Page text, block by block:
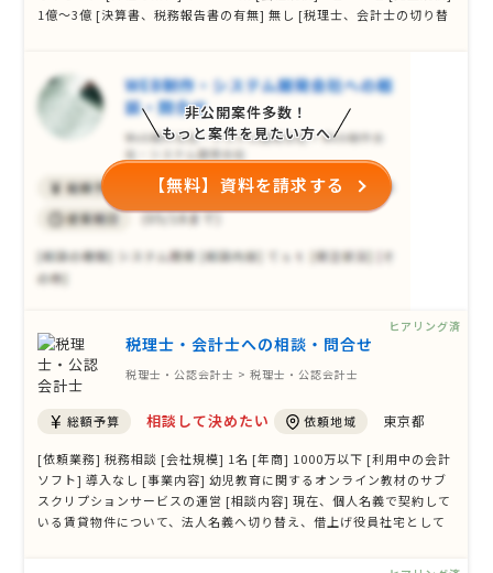
1億〜3億 [決算書、税務報告書の有無] 無し [税理士、会計士の切り替
非公開案件多数！
もっと案件を見たい方へ
【無料】資料を請求する
税理士・会計士への相談・問合せ
税理士・公認会計士 > 税理士・公認会計士
総額予算 相談して決めたい 依頼地域 東京都
[依頼業務] 税務相談 [会社規模] 1名 [年商] 1000万以下 [利用中の会計
ソフト] 導入なし [事業内容] 幼児教育に関するオンライン教材のサブ
スクリプションサービスの運営 [相談内容] 現在、個人名義で契約して
いる賃貸物件について、法人名義へ切り替え、借上げ役員社宅として
ヒアリング済